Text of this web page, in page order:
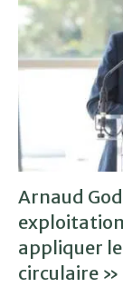
Arnaud
appliquer
circulaire »